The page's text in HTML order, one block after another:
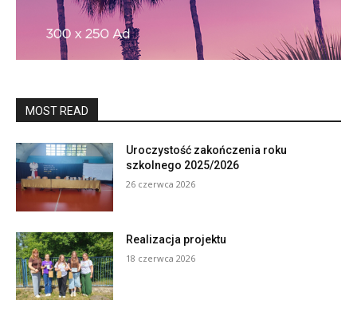
MOST READ
Uroczystość zakończenia roku
szkolnego 2025/2026
26 czerwca 2026
Realizacja projektu
18 czerwca 2026